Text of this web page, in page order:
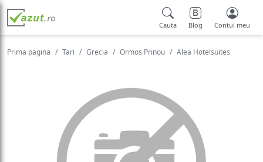
Cauta Blog Contul meu
Prima pagina Tari Grecia Ormos Prinou Alea Hotelsuites